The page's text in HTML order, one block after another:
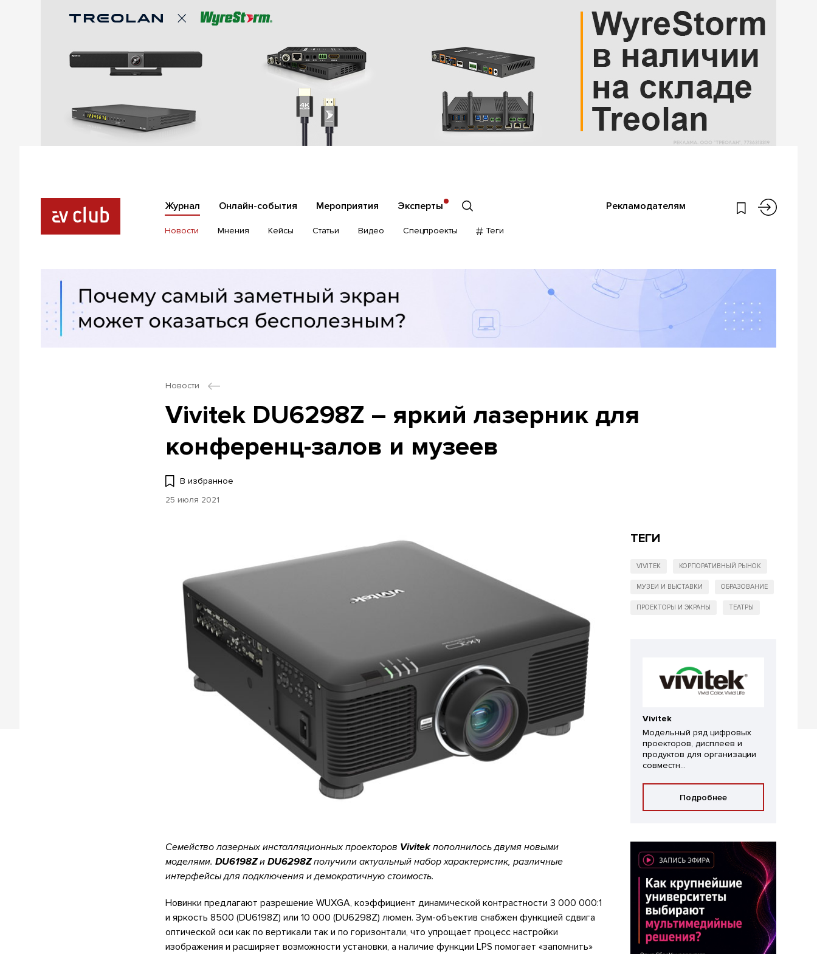
Журнал Онлайн-события Мероприятия Эксперты Рекламодателям
Новости Мнения Кейсы Статьи Видео Спецпроекты Теги
Новости
Vivitek DU6298Z – яркий лазерник для
конференц-залов и музеев
В избранное
25 июля 2021
Семейство лазерных инсталляционных проекторов Vivitek пополнилось двумя новыми
моделями. DU6198Zи DU6298Zполучили актуальный набор характеристик, различные
интерфейсы для подключения и демократичную стоимость.
Новинки предлагают разрешение WUXGA, коэффициент динамической контрастности 3 000 000:1
и яркость 8500 (DU6198Z) или 10 000 (DU6298Z) люмен. Зум-объектив снабжен функцией сдвига
оптической оси как по вертикали так и по горизонтали, что упрощает процесс настройки
изображения и расширяет возможности установки, а наличие функции LPS помогает «запомнить»
ТЕГИ
VIVITEK КОРПОРАТИВНЫЙ РЫНОК
МУЗЕИ И ВЫСТАВКИ ОБРАЗОВАНИЕ
ПРОЕКТОРЫ И ЭКРАНЫ ТЕАТРЫ
Vivitek
Модельный ряд цифровых
проекторов, дисплеев и
продуктов для организации
совместн...
Подробнее